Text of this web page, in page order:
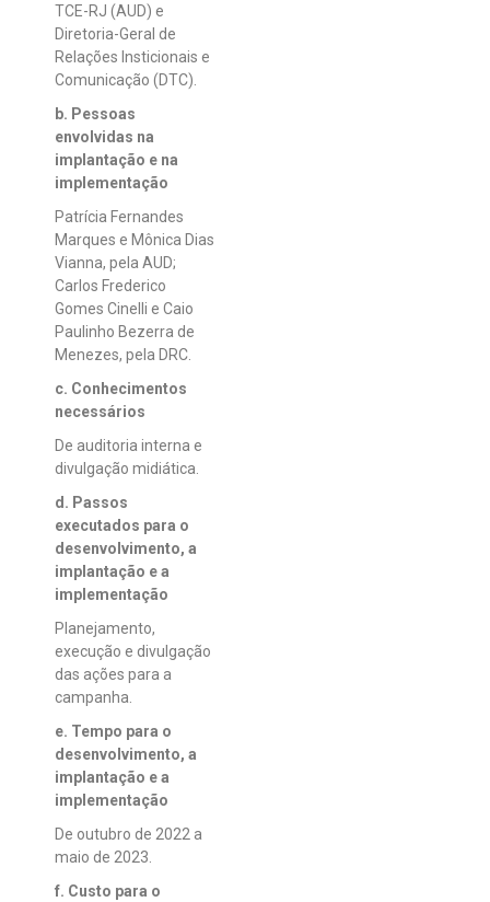
TCE-RJ (AUD) e
Diretoria-Geral de
Relações Insticionais e
Comunicação (DTC).
b. Pessoas
envolvidas na
implantação e na
implementação
Patrícia Fernandes
Marques e Mônica Dias
Vianna, pela AUD;
Carlos Frederico
Gomes Cinelli e Caio
Paulinho Bezerra de
Menezes, pela DRC.
c. Conhecimentos
necessários
De auditoria interna e
divulgação midiática.
d. Passos
executados para o
desenvolvimento, a
implantação e a
implementação
Planejamento,
execução e divulgação
das ações para a
campanha.
e. Tempo para o
desenvolvimento, a
implantação e a
implementação
De outubro de 2022 a
maio de 2023.
f. Custo para o